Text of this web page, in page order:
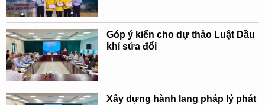
Góp ý kiến cho dự thảo Luật Dầu
khí sửa đổi
Xây dựng hành lang pháp lý phát